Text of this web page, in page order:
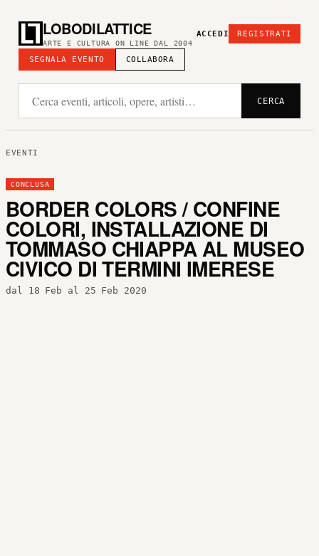
LOBODILATTICE
ARTE E CULTURA ON LINE DAL 2004
SEGNALA EVENTO COLLABORA
ACCEDI REGISTRATI
CERCA
EVENTI
CONCLUSA
BORDER COLORS / CONFINE
COLORI, INSTALLAZIONE DI
TOMMASO CHIAPPA AL MUSEO
CIVICO DI TERMINI IMERESE
dal 18 Feb al 25 Feb 2020